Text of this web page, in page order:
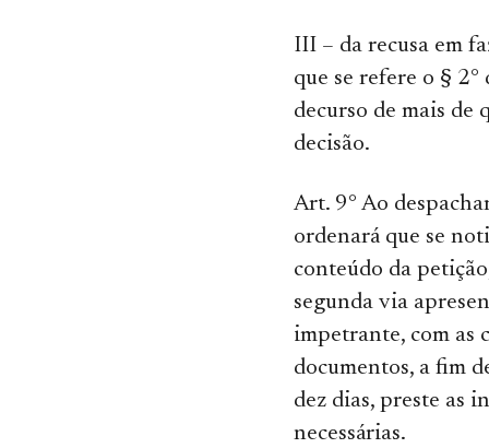
III – da recusa em
que se refere o § 2°
decurso de mais de
decisão.
Art. 9° Ao
ordenará que se
conteúdo da
segunda via
impetrante, com as
documentos, a fim
dez dias, preste as
necessárias.